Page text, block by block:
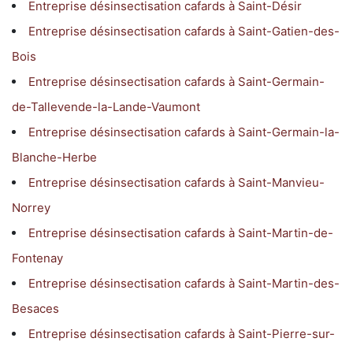
Entreprise désinsectisation cafards à Saint-Désir
Entreprise désinsectisation cafards à Saint-Gatien-des-
Bois
Entreprise désinsectisation cafards à Saint-Germain-
de-Tallevende-la-Lande-Vaumont
Entreprise désinsectisation cafards à Saint-Germain-la-
Blanche-Herbe
Entreprise désinsectisation cafards à Saint-Manvieu-
Norrey
Entreprise désinsectisation cafards à Saint-Martin-de-
Fontenay
Entreprise désinsectisation cafards à Saint-Martin-des-
Besaces
Entreprise désinsectisation cafards à Saint-Pierre-sur-